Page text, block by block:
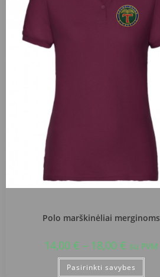
Polo marškinėliai merginoms
14,00€ – 18,00€ su PVM
Pasirinkti savybes